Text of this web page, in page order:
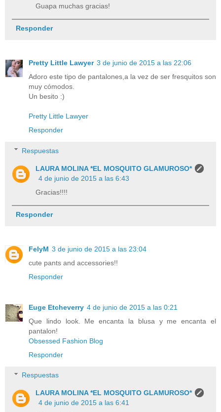
Guapa muchas gracias!
Responder
Pretty Little Lawyer 3 de junio de 2015 a las 22:06
Adoro este tipo de pantalones,a la vez de ser fresquitos son
muy cómodos.
Un besito :)
Pretty Little Lawyer
Responder
Respuestas
LAURA MOLINA *EL MOSQUITO GLAMUROSO*
4 de junio de 2015 a las 6:43
Gracias!!!!
Responder
FelyM 3 de junio de 2015 a las 23:04
cute pants and accessories!!
Responder
Euge Etcheverry 4 de junio de 2015 a las 0:21
Que lindo look. Me encanta la blusa y me encanta el
pantalon!
Obsessed Fashion Blog
Responder
Respuestas
LAURA MOLINA *EL MOSQUITO GLAMUROSO*
4 de junio de 2015 a las 6:41